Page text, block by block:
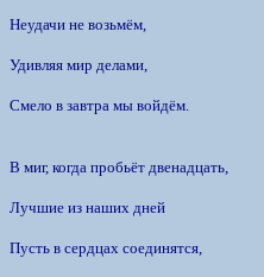
Неудачи не возьмём,
Удивляя мир делами,
Смело в завтра мы войдём.
В миг, когда пробьёт двенадцать,
Лучшие из наших дней
Пусть в сердцах соединятся,